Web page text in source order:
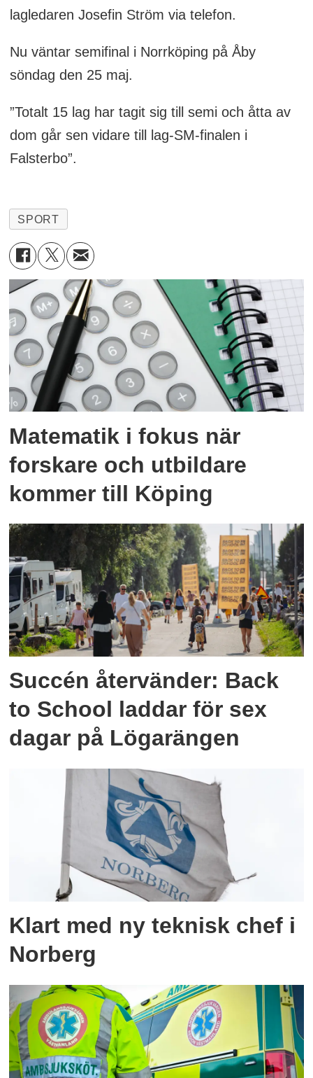
lagledaren Josefin Ström via telefon.
Nu väntar semifinal i Norrköping på Åby
söndag den 25 maj.
”Totalt 15 lag har tagit sig till semi och åtta av
dom går sen vidare till lag-SM-finalen i
Falsterbo”.
SPORT
Matematik i fokus när
forskare och utbildare
kommer till Köping
Succén återvänder: Back
to School laddar för sex
dagar på Lögarängen
Klart med ny teknisk chef i
Norberg